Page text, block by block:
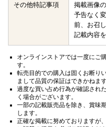
その他特記事項
掲載画像
予告なく
前、お召
記載内容
オンラインストアでは一度にご
す。
転売目的での購入は固くお断り
まして品質の保証はできかねます
過度な買い占め行為が確認され
く場合がございます。
一部の記載販売品を除き、賞味
します。
正確な掲載に努めておりますが